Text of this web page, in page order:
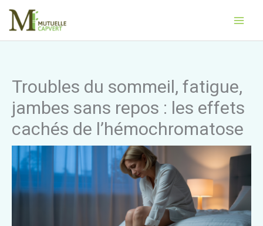
Aller
contenu
Troubles du sommeil, fatigue,
jambes sans repos : les effets
cachés de l’hémochromatose